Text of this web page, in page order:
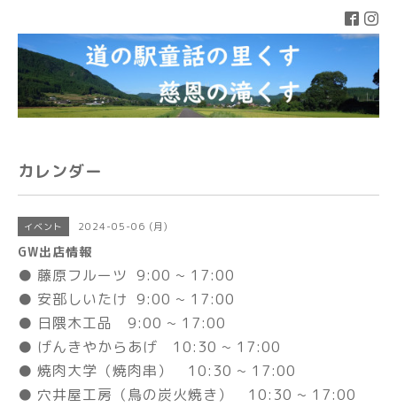
カレンダー
イベント 2024-05-06 (月)
GW出店情報
● 藤原フルーツ 9:00 ~ 17:00
● 安部しいたけ 9:00 ~ 17:00
● 日隈木工品 9:00 ~ 17:00
● げんきやからあげ 10:30 ~ 17:00
● 焼肉大学（焼肉串） 10:30 ~ 17:00
● 穴井屋工房（鳥の炭火焼き） 10:30 ~ 17:00